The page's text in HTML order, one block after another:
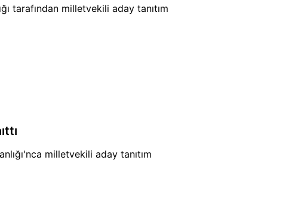
tarafından milletvekili aday tanıtım
milletvekili aday tanıtım